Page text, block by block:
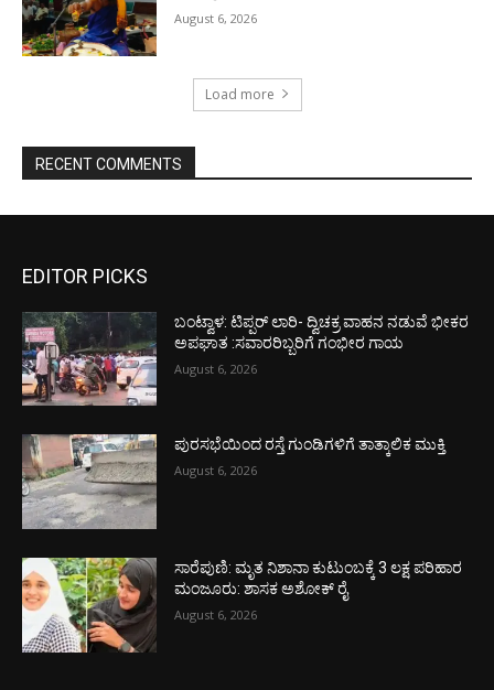
August 6, 2026
Load more
RECENT COMMENTS
EDITOR PICKS
ಬಂಟ್ವಾಳ: ಟಿಪ್ಪರ್ ಲಾರಿ- ದ್ವಿಚಕ್ರ ವಾಹನ ನಡುವೆ ಭೀಕರ
ಅಪಘಾತ :ಸವಾರರಿಬ್ಬರಿಗೆ ಗಂಭೀರ ಗಾಯ
August 6, 2026
ಪುರಸಭೆಯಿಂದ ರಸ್ತೆ ಗುಂಡಿಗಳಿಗೆ ತಾತ್ಕಾಲಿಕ ಮುಕ್ತಿ
August 6, 2026
ಸಾರೆಪುಣಿ: ಮೃತ ನಿಶಾನಾ ಕುಟುಂಬಕ್ಕೆ 3 ಲಕ್ಷ ಪರಿಹಾರ
ಮಂಜೂರು: ಶಾಸಕ ಅಶೋಕ್ ರೈ
August 6, 2026